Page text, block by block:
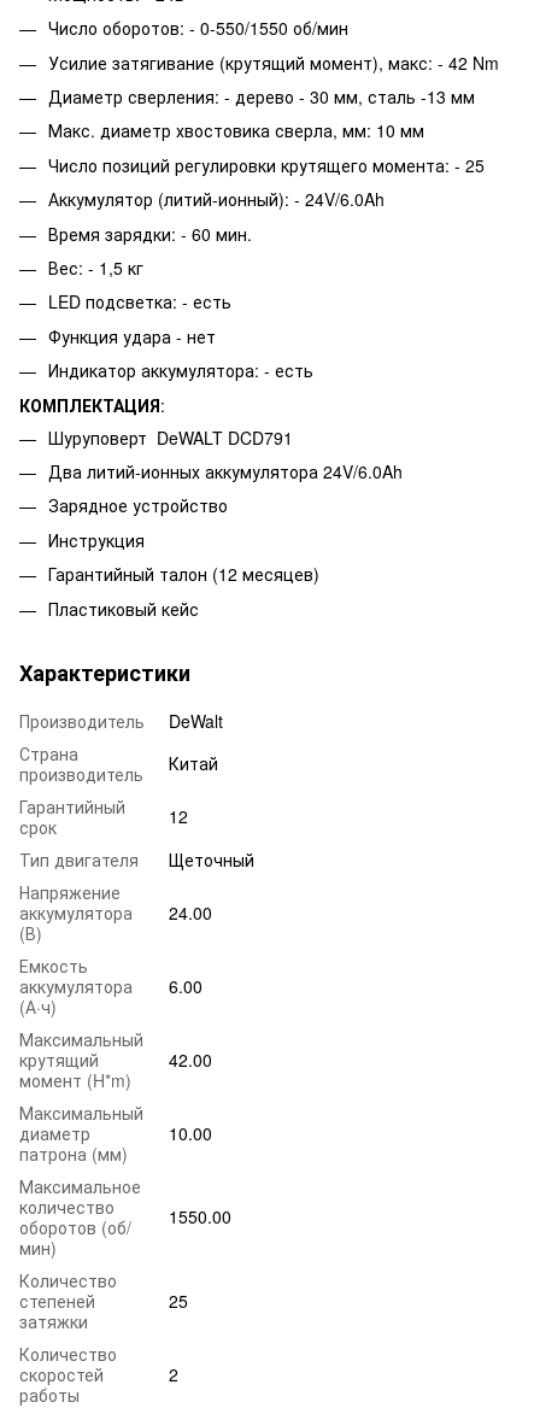
Число оборотов: - 0-550/1550 об/мин
Усилие затягивание (крутящий момент), макс: - 42 Nm
Диаметр сверления: - дерево - 30 мм, сталь -13 мм
Макс. диаметр хвостовика сверла, мм: 10 мм
Число позиций регулировки крутящего момента: - 25
Аккумулятор (литий-ионный): - 24V/6.0Ah
Время зарядки: - 60 мин.
Вес: - 1,5 кг
LED подсветка: - есть
Функция удара - нет
Индикатор аккумулятора: - есть
КОМПЛЕКТАЦИЯ:
Шуруповерт DeWALT DCD791
Два литий-ионных аккумулятора 24V/6.0Ah
Зарядное устройство
Инструкция
Гарантийный талон (12 месяцев)
Пластиковый кейс
Характеристики
Производитель
DeWalt
Страна
производитель
Китай
Гарантийный
срок
12
Тип двигателя
Щеточный
Напряжение
аккумулятора
(В)
24.00
Емкость
аккумулятора
(А·ч)
6.00
Максимальный
крутящий
момент (H*m)
42.00
Максимальный
диаметр
патрона (мм)
10.00
Максимальное
количество
оборотов (об/
мин)
1550.00
Количество
степеней
затяжки
25
Количество
скоростей
работы
2